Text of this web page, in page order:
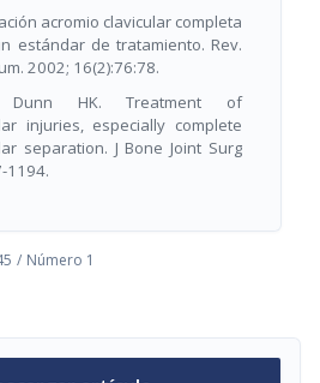
acromio clavicular completa
estándar de tratamiento. Rev.
2002; 16(2):76:78.
Dunn HK. Treatment of
injuries, especially complete
separation. J Bone Joint Surg
1194.
/ Número 1